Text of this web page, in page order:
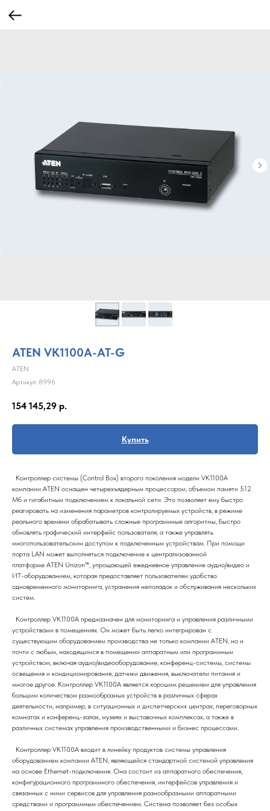
ATEN VK1100A-AT-G
ATEN
Артикул: 8996
154 145,29 р.
Купить
Контроллер системы (Control Box) второго поколения модели VK1100A
компании ATEN оснащен четырехъядерным процессором, объемом памяти 512
Мб и гигабитным подключением к локальной сети. Это позволяет ему быстро
реагировать на изменения параметров контролируемых устройств, в режиме
реального времени обрабатывать сложные программные алгоритмы, быстро
обновлять графический интерфейс пользователя, а также управлять
многопользовательским доступом к подключенным устройствам. При помощи
порта LAN может выполняться подключение к централизованной
платформе ATEN Unizon™, упрощающей ежедневное управление аудио/видео и
ИТ-оборудованием, которая предоставляет пользователям удобство
одновременного мониторинга, устранения неполадок и обслуживания нескольких
систем.
Контроллер VK1100A предназначен для мониторинга и управления различными
устройствами в помещениях. Он может быть легко интегрирован с
существующим оборудованием производства не только компании ATEN, но и
почти с любым, находящимся в помещении аппаратным или программным
устройством, включая аудио/видеооборудование, конференц-системы, системы
освещения и кондиционирования, датчики движения, выключатели питания и
многое другое. Контроллер VK1100A является хорошим решением для управления
большим количеством разнообразных устройств в различных сферах
деятельности, например, в ситуационных и диспетчерских центрах, переговорных
комнатах и конференц-залах, музеях и выставочных комплексах, а также в
различных системах управления производственными и бизнес процессами.
Контроллер VK1100A входит в линейку продуктов системы управления
оборудованием компании ATEN, являющейся стандартной системой управления
на основе Ethernet-подключения. Она состоит из аппаратного обеспечения,
конфигурационного программного обеспечения, интерфейсов управления и
связанных с ними сервисов для управления разнообразными аппаратными
средствами и программным обеспечением. Система позволяет без особых